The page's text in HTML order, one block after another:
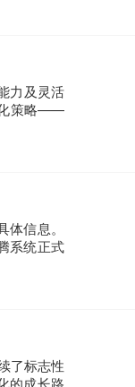
力及灵活
化策略——
信息。
系统正式
了标志性
的成长路